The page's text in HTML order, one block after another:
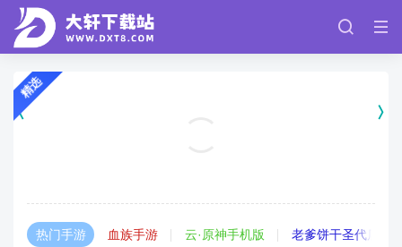
精选
热门手游 血族手游 云·原神手机版 老爹饼干圣代店